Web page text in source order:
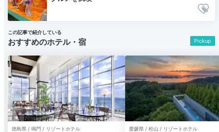
Pickup
この記事で紹介している
おすすめのホテル・宿
徳島県 / 鳴門 / リゾートホテル 愛媛県 / 松山 / リゾートホテル